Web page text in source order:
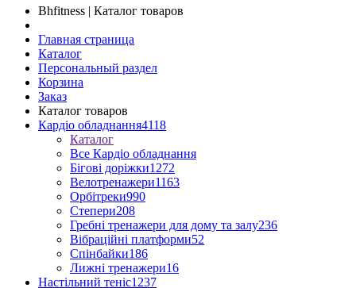
Bhfitness | Каталог товаров
Главная страница
Каталог
Персональный раздел
Корзина
Заказ
Каталог товаров
Кардіо обладнання4118
Каталог
Все Кардіо обладнання
Бігові доріжки1272
Велотренажери1163
Орбітреки990
Степери208
Гребні тренажери для дому та залу236
Вібраційні платформи52
Спінбайки186
Лижні тренажери16
Настільний теніс1237